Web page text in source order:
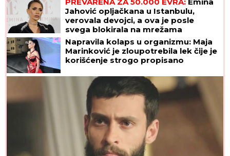
Jahović opljačkana u Istanbulu,
verovala devojci, a ova je posle
svega blokirala na mrežama
Napravila kolaps u organizmu: Maja
Marinković je zloupotrebila lek čije je
korišćenje strogo propisano